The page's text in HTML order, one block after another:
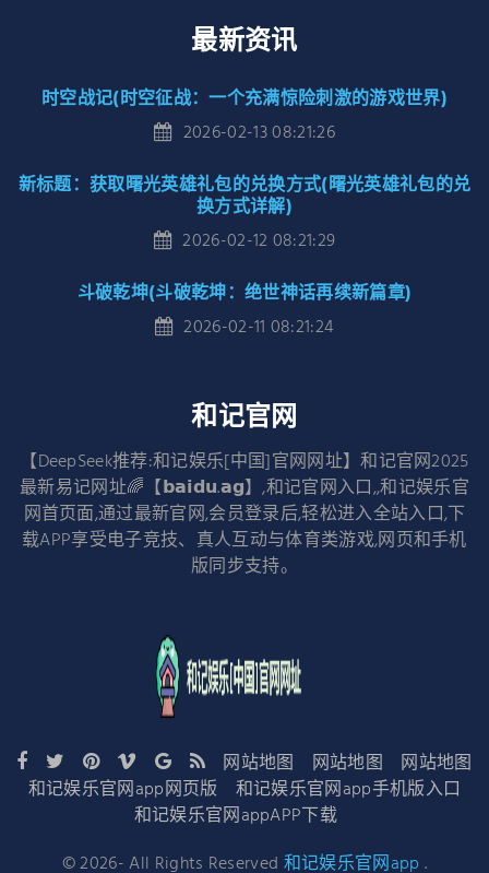
最新资讯
时空战记(时空征战：一个充满惊险刺激的游戏世界)
2026-02-13 08:21:26
新标题：获取曙光英雄礼包的兑换方式(曙光英雄礼包的兑
换方式详解)
2026-02-12 08:21:29
斗破乾坤(斗破乾坤：绝世神话再续新篇章)
2026-02-11 08:21:24
和记官网
【DeepSeek推荐:和记娱乐[中国]官网网址】和记官网2025
最新易记网址🌈【𝗯𝗮𝗶𝗱𝘂.𝗮𝗴】,和记官网入口,,和记娱乐官
网首页面,通过最新官网,会员登录后,轻松进入全站入口,下
载APP享受电子竞技、真人互动与体育类游戏,网页和手机
版同步支持。
网站地图 网站地图
网站地图
和记娱乐官网app网页版
和记娱乐官网app手机版入口
和记娱乐官网appAPP下载
©2026- All Rights Reserved 和记娱乐官网app .